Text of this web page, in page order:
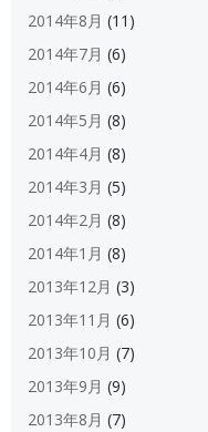
2014年8月 (11)
2014年7月 (6)
2014年6月 (6)
2014年5月 (8)
2014年4月 (8)
2014年3月 (5)
2014年2月 (8)
2014年1月 (8)
2013年12月 (3)
2013年11月 (6)
2013年10月 (7)
2013年9月 (9)
2013年8月 (7)